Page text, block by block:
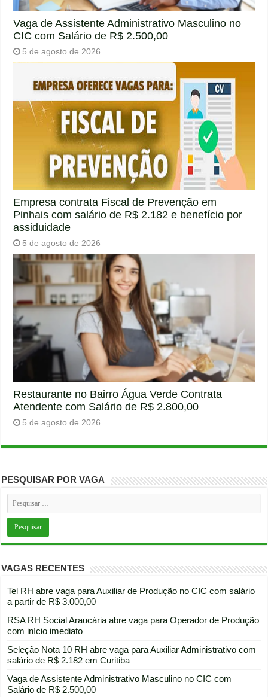
Vaga de Assistente Administrativo Masculino no
CIC com Salário de R$ 2.500,00
5 de agosto de 2026
Empresa contrata Fiscal de Prevenção em
Pinhais com salário de R$ 2.182 e benefício por
assiduidade
5 de agosto de 2026
Restaurante no Bairro Água Verde Contrata
Atendente com Salário de R$ 2.800,00
5 de agosto de 2026
PESQUISAR POR VAGA
VAGAS RECENTES
Tel RH abre vaga para Auxiliar de Produção no CIC com salário
a partir de R$ 3.000,00
RSA RH Social Araucária abre vaga para Operador de Produção
com início imediato
Seleção Nota 10 RH abre vaga para Auxiliar Administrativo com
salário de R$ 2.182 em Curitiba
Vaga de Assistente Administrativo Masculino no CIC com
Salário de R$ 2.500,00